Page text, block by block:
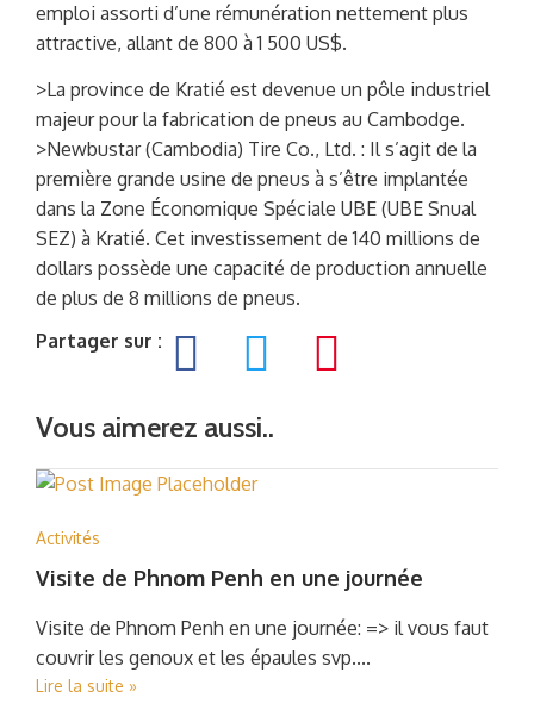
emploi assorti d’une rémunération nettement plus
attractive, allant de 800 à 1 500 US$.
>La province de Kratié est devenue un pôle industriel
majeur pour la fabrication de pneus au Cambodge.
>Newbustar (Cambodia) Tire Co., Ltd. : Il s’agit de la
première grande usine de pneus à s’être implantée
dans la Zone Économique Spéciale UBE (UBE Snual
SEZ) à Kratié. Cet investissement de 140 millions de
dollars possède une capacité de production annuelle
de plus de 8 millions de pneus.
Partager sur :
Vous aimerez aussi..
Activités
Visite de Phnom Penh en une journée
Visite de Phnom Penh en une journée: => il vous faut
couvrir les genoux et les épaules svp....
Lire la suite »